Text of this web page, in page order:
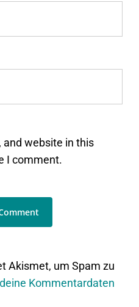
and website in this
I comment.
Akismet, um Spam zu
Kommentardaten